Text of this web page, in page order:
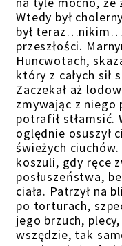
Wtedy był
był
przeszłości.
Huncwotach,
który z całych sił
Zaczekał aż
zmywając z niego
potrafił stłamsić.
oględnie osuszył
świeżych
koszuli, gdy ręce
posłuszeństwa,
ciała. Patrzył na
po torturach,
jego brzuch,
wszędzie, tak